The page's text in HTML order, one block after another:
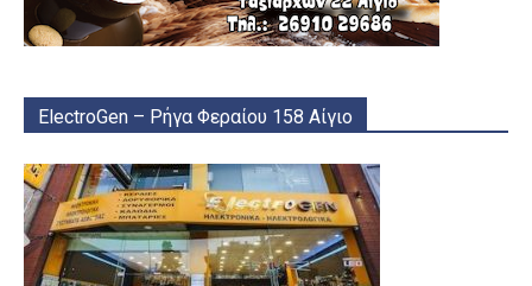
ElectroGen – Ρήγα Φεραίου 158 Αίγιο